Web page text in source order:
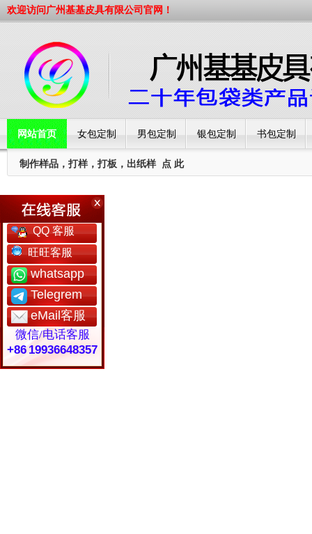
欢迎访问广州基基皮具有限公司官网！
网站首页 女包定制 男包定制 银包定制 书包定制
工厂简介
制作样品，打样，打板，出纸样 点 此
QQ 客服
旺旺客服
whatsapp
Telegrem
eMail客服
微信/电话客服
+86 19936648357